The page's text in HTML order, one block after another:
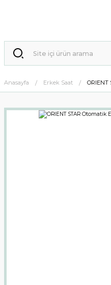
Anasayfa Erkek Saat ORIENT